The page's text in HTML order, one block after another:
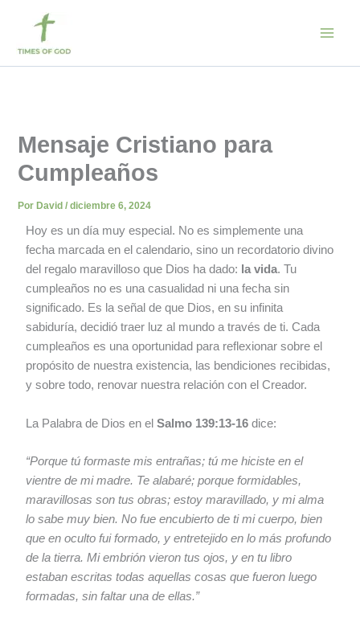
contenido
Mensaje Cristiano para
Cumpleaños
Por David/diciembre 6, 2024
Hoy es un día muy especial. No es simplemente una
fecha marcada en el calendario, sino un recordatorio divino
del regalo maravilloso que Dios ha dado: la vida. Tu
cumpleaños no es una casualidad ni una fecha sin
significado. Es la señal de que Dios, en su infinita
sabiduría, decidió traer luz al mundo a través de ti. Cada
cumpleaños es una oportunidad para reflexionar sobre el
propósito de nuestra existencia, las bendiciones recibidas,
y sobre todo, renovar nuestra relación con el Creador.
La Palabra de Dios en elSalmo 139:13-16 dice:
“Porque tú formaste mis entrañas; tú me hiciste en el
vientre de mi madre. Te alabaré; porque formidables,
maravillosas son tus obras; estoy maravillado, y mi alma
lo sabe muy bien. No fue encubierto de ti mi cuerpo, bien
que en oculto fui formado, y entretejido en lo más profundo
de la tierra. Mi embrión vieron tus ojos, y en tu libro
estaban escritas todas aquellas cosas que fueron luego
formadas, sin faltar una de ellas.”